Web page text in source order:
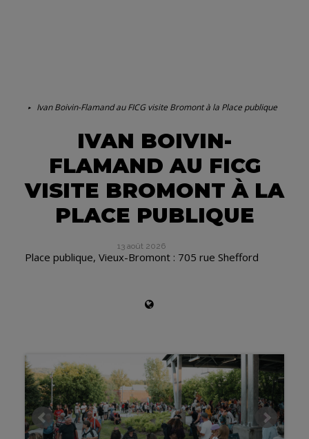
Ivan Boivin-Flamand au FICG visite Bromont à la Place publique
IVAN BOIVIN-
FLAMAND AU FICG
VISITE BROMONT À LA
PLACE PUBLIQUE
13 août 2026
Place publique, Vieux-Bromont : 705 rue Shefford